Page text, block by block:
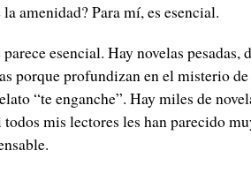
amenidad? Para mí, es esencial.
esencial. Hay novelas pesadas,
porque profundizan en el misterio
“te enganche”. Hay miles de
mis lectores les han parecido